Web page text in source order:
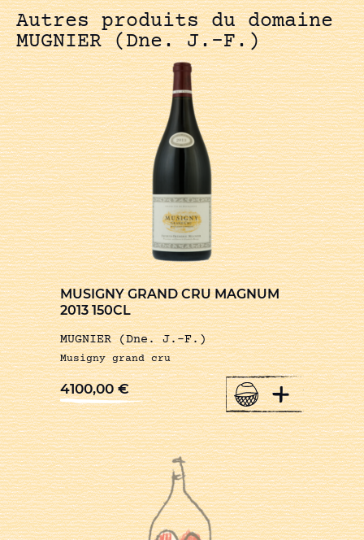
Autres produits du domaine
MUGNIER (Dne. J.-F.)
MUSIGNY GRAND CRU MAGNUM
2013 150CL
MUGNIER (Dne. J.-F.)
Musigny grand cru
4100,00€ +